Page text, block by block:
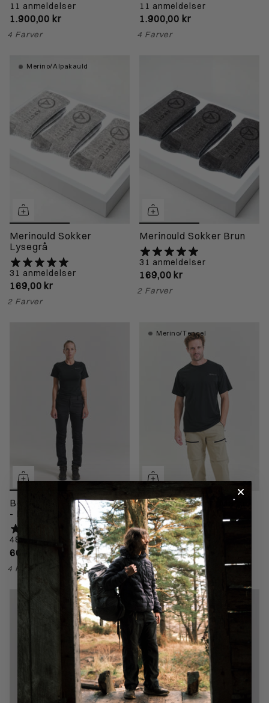
11 anmeldelser
1.900,00 kr
4 Farver
11 anmeldelser
1.900,00 kr
4 Farver
Merino/Alpakauld
Merinould Sokker
Lysegrå
31 anmeldelser
169,00 kr
2 Farver
Merinould Sokker Brun
31 anmeldelser
169,00 kr
2 Farver
Bornholm T-shirt Kvinde
- Black
48 anmeldelser
600,00 kr
4 Farver
Merino/Tencel
Bornholm T-shirt Mand -
Black
48 anmeldelser
600,00 kr
4 Farver
BIONIC-finish ECO Pakbar